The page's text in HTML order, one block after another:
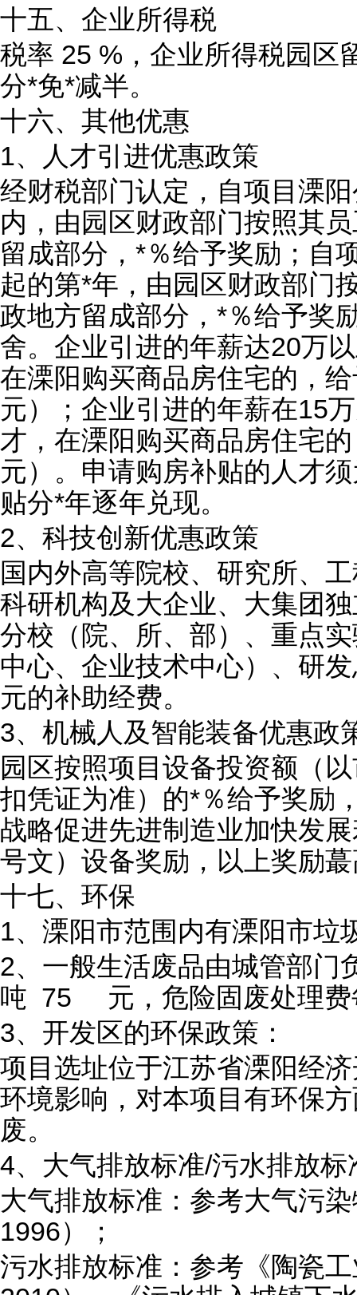
十五、企业所得税
税率 25 %，企业所得税园区
分*免*减半。
十六、其他优惠
1、人才引进优惠政策
经财税部门认定，自项目溧
内，由园区财政部门按照其
留成部分，*％给予奖励；自
起的第*年，由园区财政部门
政地方留成部分，*％给予奖
舍。企业引进的年薪达20万
在溧阳购买商品房住宅的，
元）；企业引进的年薪在15
才，在溧阳购买商品房住宅
元）。申请购房补贴的人才
贴分*年逐年兑现。
2、科技创新优惠政策
国内外高等院校、研究所、
科研机构及大企业、大集团
分校（院、所、部）、重点
中心、企业技术中心）、研
元的补助经费。
3、机械人及智能装备优惠政
园区按照项目设备投资额（
扣凭证为准）的*％给予奖励
战略促进先进制造业加快发
号文）设备奖励，以上奖励
十七、环保
1、溧阳市范围内有溧阳市垃
2、一般生活废品由城管部门
吨 75 元，危险固废处理费
3、开发区的环保政策：
项目选址位于江苏省溧阳经
环境影响，对本项目有环保
废。
4、大气排放标准/污水排放
大气排放标准：参考大气污
1996）；
污水排放标准：参考《陶瓷